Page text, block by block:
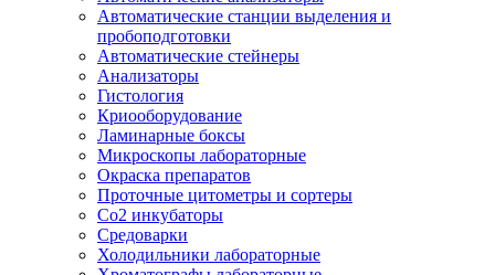
Автоматические станции выделения и
пробоподготовки
Автоматические стейнеры
Анализаторы
Гистология
Криооборудование
Ламинарные боксы
Микроскопы лабораторные
Окраска препаратов
Проточные цитометры и сортеры
Со2 инкубаторы
Средоварки
Холодильники лабораторные